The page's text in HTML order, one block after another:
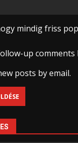
mindig friss
up comments
posts by email.